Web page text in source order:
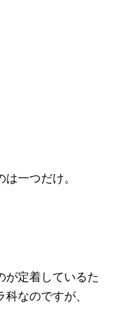
一つだけ。
定着しているた
なのですが、